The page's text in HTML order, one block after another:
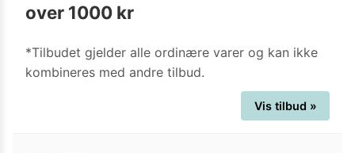
over 1000 kr
*Tilbudet gjelder alle ordinære varer og kan ikke
kombineres med andre tilbud.
Vis tilbud »